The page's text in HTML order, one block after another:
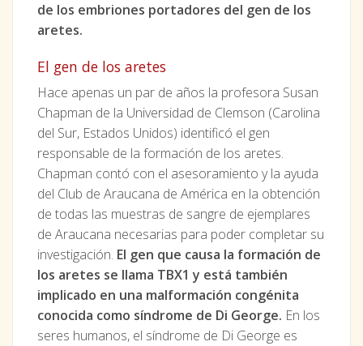
de los embriones portadores del gen de los
aretes.
El gen de los aretes
Hace apenas un par de años la profesora Susan
Chapman de la Universidad de Clemson (Carolina
del Sur, Estados Unidos) identificó el gen
responsable de la formación de los aretes.
Chapman contó con el asesoramiento y la ayuda
del Club de Araucana de América en la obtención
de todas las muestras de sangre de ejemplares
de Araucana necesarias para poder completar su
investigación. El gen que causa la formación de
los aretes se llama TBX1 y está también
implicado en una malformación congénita
conocida como síndrome de Di George. En los
seres humanos, el síndrome de Di George es